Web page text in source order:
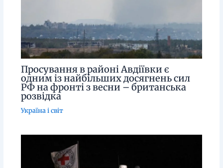
Просування в районі Авдіївки є
одним із найбільших досягнень сил
РФ на фронті з весни – британська
розвідка
Україна і світ